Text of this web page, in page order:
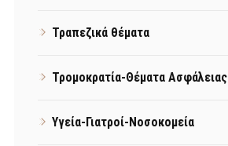
Τραπεζικά θέματα
Τρομοκρατία-Θέματα Ασφάλειας
Υγεία-Γιατροί-Νοσοκομεία